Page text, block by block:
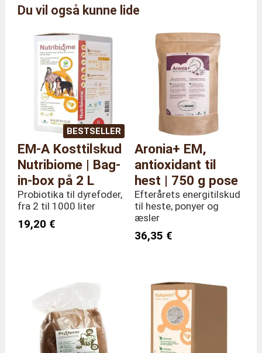
Mærke
Reference
AG/HS/5
StØrrelse
5 kg pose
Vægt
5,0 kilo
Du vil også kunne lide
BESTSELLER
EM-A Kosttilskud
Nutribiome | Bag-
in-box på 2 L
Probiotika til dyrefoder,
fra 2 til 1000 liter
19,20 €
Aronia+ EM,
antioxidant til
hest | 750 g pose
Efterårets energitilskud
til heste, ponyer og
æsler
36,35 €